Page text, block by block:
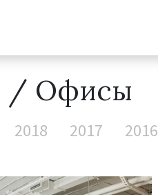
/ Офисы
2018 2017 2016